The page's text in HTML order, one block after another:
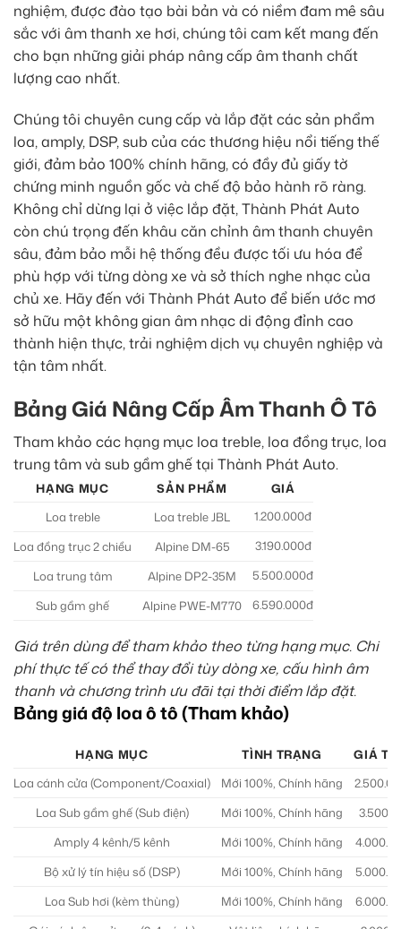
nghiệm, được đào tạo bài bản và có niềm đam mê sâu
sắc với âm thanh xe hơi, chúng tôi cam kết mang đến
cho bạn những giải pháp nâng cấp âm thanh chất
lượng cao nhất.
Chúng tôi chuyên cung cấp và lắp đặt các sản phẩm
loa, amply, DSP, sub của các thương hiệu nổi tiếng thế
giới, đảm bảo 100% chính hãng, có đầy đủ giấy tờ
chứng minh nguồn gốc và chế độ bảo hành rõ ràng.
Không chỉ dừng lại ở việc lắp đặt, Thành Phát Auto
còn chú trọng đến khâu căn chỉnh âm thanh chuyên
sâu, đảm bảo mỗi hệ thống đều được tối ưu hóa để
phù hợp với từng dòng xe và sở thích nghe nhạc của
chủ xe. Hãy đến với Thành Phát Auto để biến ước mơ
sở hữu một không gian âm nhạc di động đỉnh cao
thành hiện thực, trải nghiệm dịch vụ chuyên nghiệp và
tận tâm nhất.
Bảng Giá Nâng Cấp Âm Thanh Ô Tô
Tham khảo các hạng mục loa treble, loa đồng trục, loa
trung tâm và sub gầm ghế tại Thành Phát Auto.
HẠNG MỤC SẢN PHẨM
GIÁ
Loa treble
Loa treble JBL
1.200.000đ
Loa đồng trục 2 chiều
Alpine DM-65
3.190.000đ
Loa trung tâm
Alpine DP2-35M
5.500.000đ
Sub gầm ghế
Alpine PWE-M770 6.590.000đ
Giá trên dùng để tham khảo theo từng hạng mục. Chi
phí thực tế có thể thay đổi tùy dòng xe, cấu hình âm
thanh và chương trình ưu đãi tại thời điểm lắp đặt.
Bảng giá độ loa ô tô (Tham khảo)
HẠNG MỤC TÌNH TRẠNG
GIÁ
Loa cánh cửa (Component/Coaxial)
Mới 100%, Chính hãng
Loa Sub gầm ghế (Sub điện)
Mới 100%, Chính hãng
Amply 4 kênh/5 kênh
Mới 100%, Chính hãng
Bộ xử lý tín hiệu số (DSP)
Mới 100%, Chính hãng
Loa Sub hơi (kèm thùng)
Mới 100%, Chính hãng